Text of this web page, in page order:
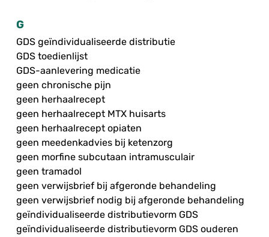
G
GDS geïndividualiseerde distributie
GDS toedienlijst
GDS-aanlevering medicatie
geen chronische pijn
geen herhaalrecept
geen herhaalrecept MTX huisarts
geen herhaalrecept opiaten
geen meedenkadvies bij ketenzorg
geen morfine subcutaan intramusculair
geen tramadol
geen verwijsbrief bij afgeronde behandeling
geen verwijsbrief nodig bij afgeronde behandeling
geïndividualiseerde distributievorm GDS
geïndividualiseerde distributievorm GDS ouderen